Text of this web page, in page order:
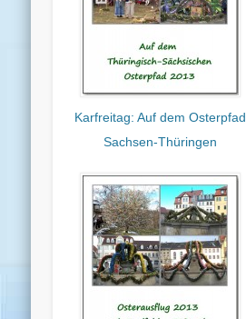
Karfreitag: Auf dem Osterpfad
Sachsen-Thüringen